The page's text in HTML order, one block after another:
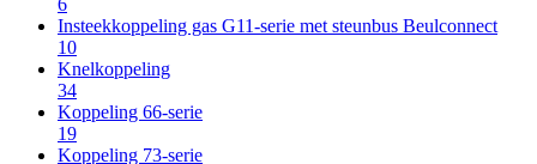
6
Insteekkoppeling gas G11-serie met steunbus Beulconnect
10
Knelkoppeling
34
Koppeling 66-serie
19
Koppeling 73-serie